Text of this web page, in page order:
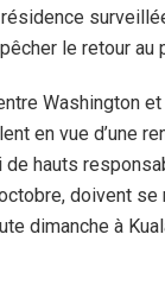
le retour
Washington
en vue d’une
hauts
doivent se
dimanche à